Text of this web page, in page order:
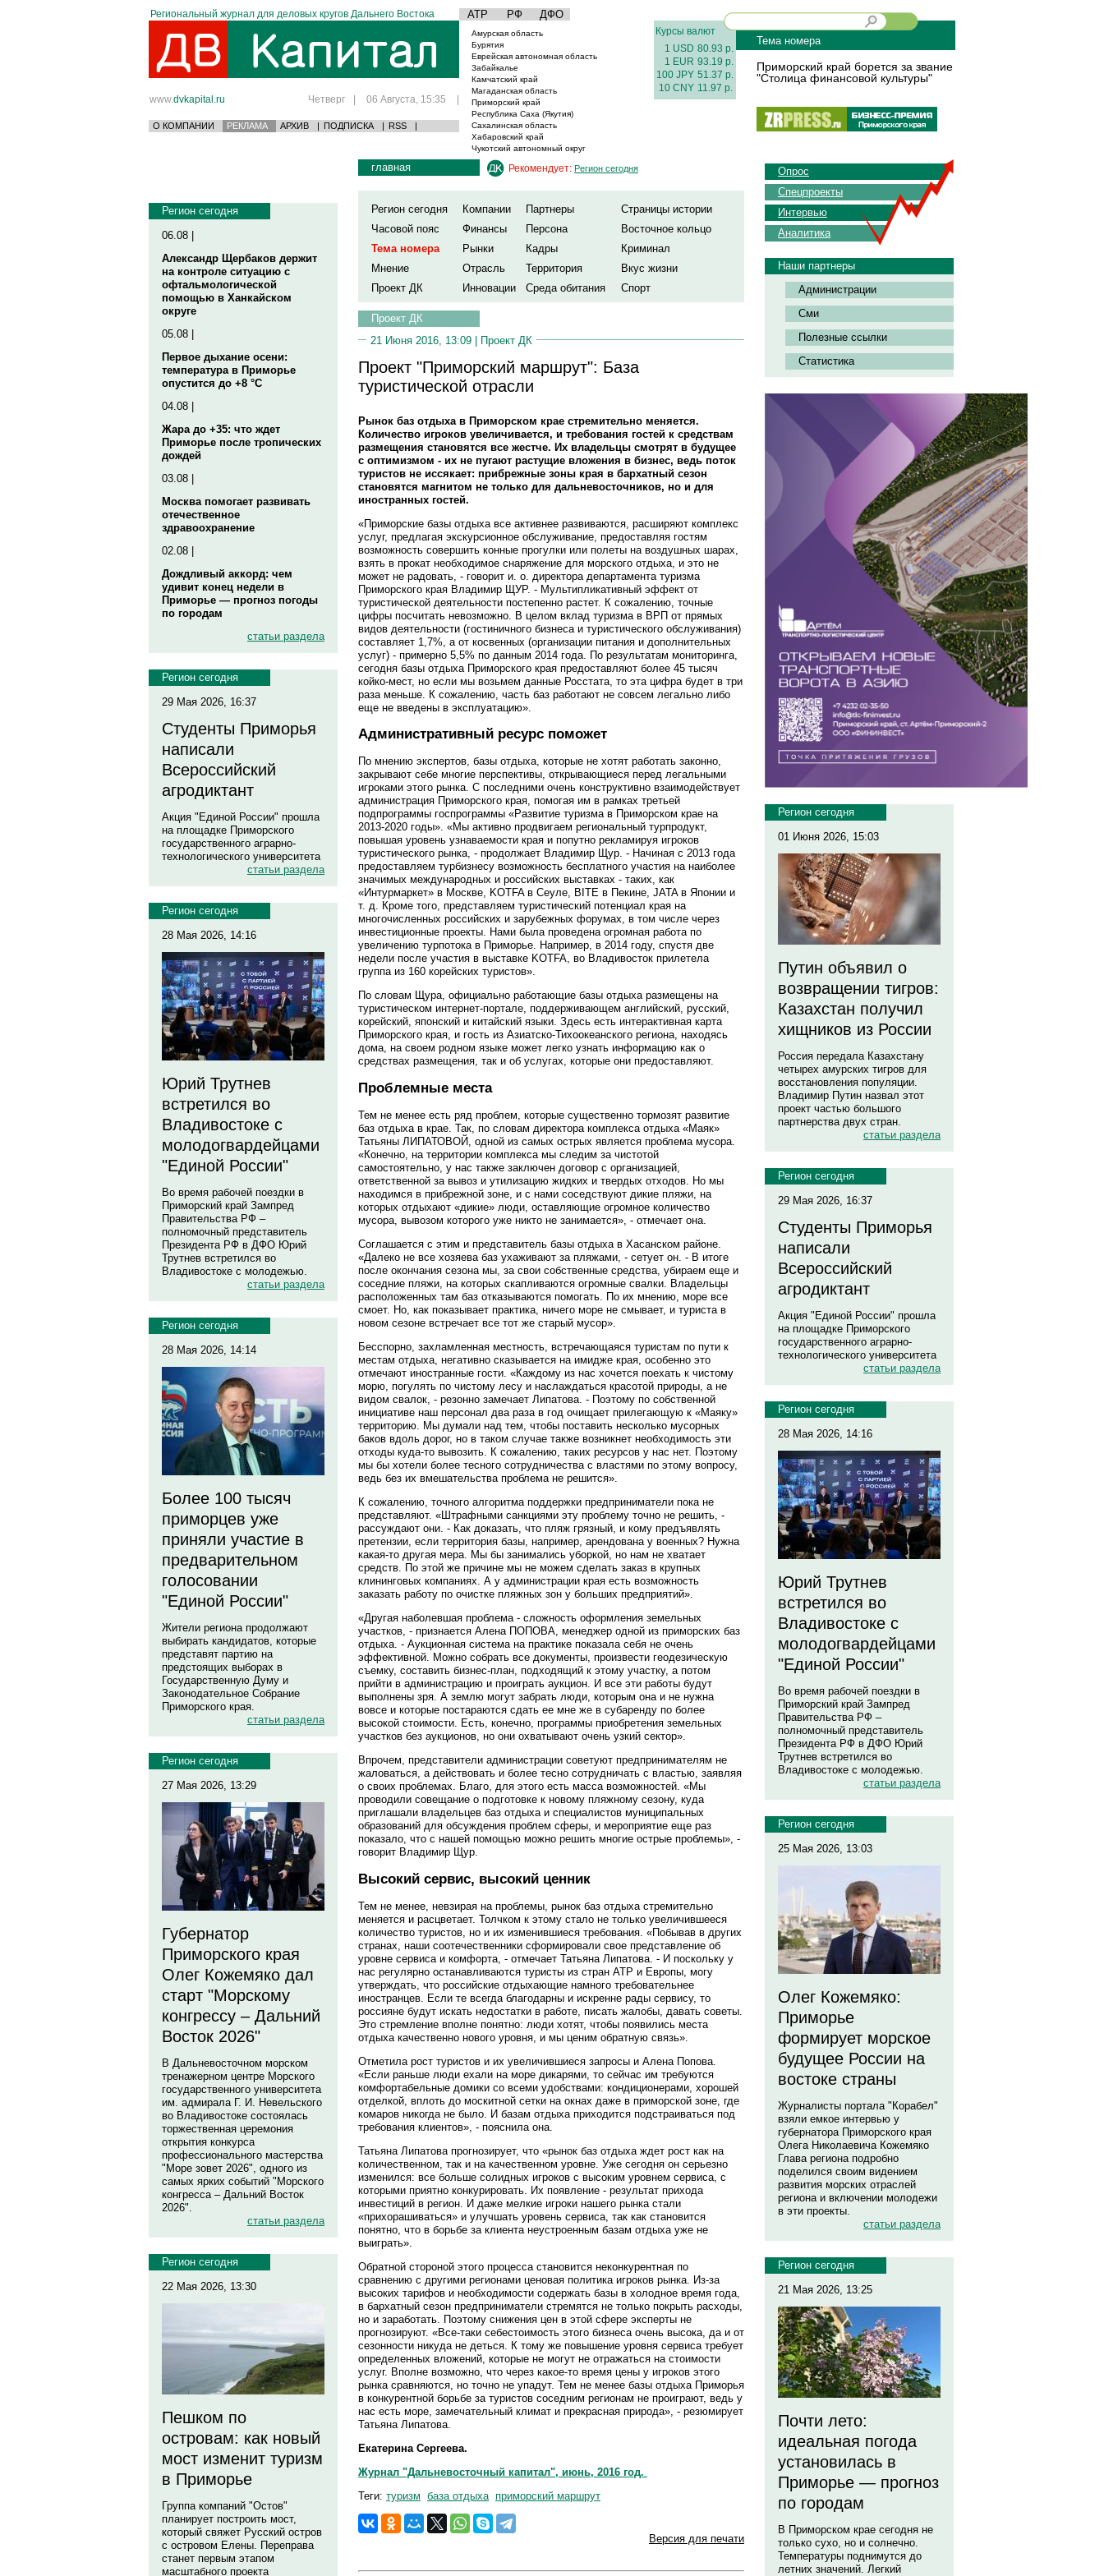
Региональный журнал для деловых кругов Дальнего Востока АТР РФ ДФО
www.dvkapital.ru Четверг | 06 Августа, 15:35 |
О КОМПАНИИ РЕКЛАМА АРХИВ | ПОДПИСКА | RSS |
Амурская область
Бурятия
Еврейская автономная область
Забайкалье
Камчатский край
Магаданская область
Приморский край
Республика Саха (Якутия)
Сахалинская область
Хабаровский край
Чукотский автономный округ
Курсы валют
1 USD 80.93 р.
1 EUR 93.19 р.
100 JPY 51.37 р.
10 CNY 11.97 р.
Тема номера
Приморский край борется за звание
"Столица финансовой культуры"
Регион сегодня
06.08 |
Александр Щербаков держит
на контроле ситуацию с
офтальмологической
помощью в Ханкайском
округе
05.08 |
Первое дыхание осени:
температура в Приморье
опустится до +8 °C
04.08 |
Жара до +35: что ждет
Приморье после тропических
дождей
03.08 |
Москва помогает развивать
отечественное
здравоохранение
02.08 |
Дождливый аккорд: чем
удивит конец недели в
Приморье — прогноз погоды
по городам
статьи раздела
Регион сегодня
29 Мая 2026, 16:37
Студенты Приморья
написали
Всероссийский
агродиктант
Акция "Единой России" прошла
на площадке Приморского
государственного аграрно-
технологического университета
статьи раздела
Регион сегодня
28 Мая 2026, 14:16
Юрий Трутнев
встретился во
Владивостоке с
молодогвардейцами
"Единой России"
Во время рабочей поездки в
Приморский край Зампред
Правительства РФ –
полномочный представитель
Президента РФ в ДФО Юрий
Трутнев встретился во
Владивостоке с молодежью.
статьи раздела
Регион сегодня
28 Мая 2026, 14:14
Более 100 тысяч
приморцев уже
приняли участие в
предварительном
голосовании
"Единой России"
Жители региона продолжают
выбирать кандидатов, которые
представят партию на
предстоящих выборах в
Государственную Думу и
Законодательное Собрание
Приморского края.
статьи раздела
Регион сегодня
27 Мая 2026, 13:29
Губернатор
Приморского края
Олег Кожемяко дал
старт "Морскому
конгрессу – Дальний
Восток 2026"
В Дальневосточном морском
тренажерном центре Морского
государственного университета
им. адмирала Г. И. Невельского
во Владивостоке состоялась
торжественная церемония
открытия конкурса
профессионального мастерства
"Море зовет 2026", одного из
самых ярких событий "Морского
конгресса – Дальний Восток
2026".
статьи раздела
Регион сегодня
22 Мая 2026, 13:30
Пешком по
островам: как новый
мост изменит туризм
в Приморье
Группа компаний "Остов"
планирует построить мост,
который свяжет Русский остров
с островом Елены. Переправа
станет первым этапом
масштабного проекта
главная Рекомендует: Регион сегодня
Регион сегодня Компании Партнеры
Страницы истории
Часовой пояс
Финансы Персона
Восточное кольцо
Тема номера
Рынки Кадры
Криминал
Мнение
Отрасль Территория
Вкус жизни
Проект ДК
Инновации Среда обитания Спорт
Проект ДК
21 Июня 2016, 13:09 | Проект ДК
Проект "Приморский маршрут": База
туристической отрасли
Рынок баз отдыха в Приморском крае стремительно меняется.
Количество игроков увеличивается, и требования гостей к средствам
размещения становятся все жестче. Их владельцы смотрят в будущее
с оптимизмом - их не пугают растущие вложения в бизнес, ведь поток
туристов не иссякает: прибрежные зоны края в бархатный сезон
становятся магнитом не только для дальневосточников, но и для
иностранных гостей.
«Приморские базы отдыха все активнее развиваются, расширяют комплекс
услуг, предлагая экскурсионное обслуживание, предоставляя гостям
возможность совершить конные прогулки или полеты на воздушных шарах,
взять в прокат необходимое снаряжение для морского отдыха, и это не
может не радовать, - говорит и. о. директора департамента туризма
Приморского края Владимир ЩУР. - Мультипликативный эффект от
туристической деятельности постепенно растет. К сожалению, точные
цифры посчитать невозможно. В целом вклад туризма в ВРП от прямых
видов деятельности (гостиничного бизнеса и туристического обслуживания)
составляет 1,7%, а от косвенных (организации питания и дополнительных
услуг) - примерно 5,5% по данным 2014 года. По результатам мониторинга,
сегодня базы отдыха Приморского края предоставляют более 45 тысяч
койко-мест, но если мы возьмем данные Росстата, то эта цифра будет в три
раза меньше. К сожалению, часть баз работают не совсем легально либо
еще не введены в эксплуатацию».
Административный ресурс поможет
По мнению экспертов, базы отдыха, которые не хотят работать законно,
закрывают себе многие перспективы, открывающиеся перед легальными
игроками этого рынка. С последними очень конструктивно взаимодействует
администрация Приморского края, помогая им в рамках третьей
подпрограммы госпрограммы «Развитие туризма в Приморском крае на
2013-2020 годы». «Мы активно продвигаем региональный турпродукт,
повышая уровень узнаваемости края и попутно рекламируя игроков
туристического рынка, - продолжает Владимир Щур. - Начиная с 2013 года
предоставляем турбизнесу возможность бесплатного участия на наиболее
значимых международных и российских выставках - таких, как
«Интурмаркет» в Москве, KOTFA в Сеуле, BITE в Пекине, JATA в Японии и
т. д. Кроме того, представляем туристический потенциал края на
многочисленных российских и зарубежных форумах, в том числе через
инвестиционные проекты. Нами была проведена огромная работа по
увеличению турпотока в Приморье. Например, в 2014 году, спустя две
недели после участия в выставке KOTFA, во Владивосток прилетела
группа из 160 корейских туристов».
По словам Щура, официально работающие базы отдыха размещены на
туристическом интернет-портале, поддерживающем английский, русский,
корейский, японский и китайский языки. Здесь есть интерактивная карта
Приморского края, и гость из Азиатско-Тихоокеанского региона, находясь
дома, на своем родном языке может легко узнать информацию как о
средствах размещения, так и об услугах, которые они предоставляют.
Проблемные места
Тем не менее есть ряд проблем, которые существенно тормозят развитие
баз отдыха в крае. Так, по словам директора комплекса отдыха «Маяк»
Татьяны ЛИПАТОВОЙ, одной из самых острых является проблема мусора.
«Конечно, на территории комплекса мы следим за чистотой
самостоятельно, у нас также заключен договор с организацией,
ответственной за вывоз и утилизацию жидких и твердых отходов. Но мы
находимся в прибрежной зоне, и с нами соседствуют дикие пляжи, на
которых отдыхают «дикие» люди, оставляющие огромное количество
мусора, вывозом которого уже никто не занимается», - отмечает она.
Соглашается с этим и представитель базы отдыха в Хасанском районе.
«Далеко не все хозяева баз ухаживают за пляжами, - сетует он. - В итоге
после окончания сезона мы, за свои собственные средства, убираем еще и
соседние пляжи, на которых скапливаются огромные свалки. Владельцы
расположенных там баз отказываются помогать. По их мнению, море все
смоет. Но, как показывает практика, ничего море не смывает, и туриста в
новом сезоне встречает все тот же старый мусор».
Бесспорно, захламленная местность, встречающаяся туристам по пути к
местам отдыха, негативно сказывается на имидже края, особенно это
отмечают иностранные гости. «Каждому из нас хочется поехать к чистому
морю, погулять по чистому лесу и наслаждаться красотой природы, а не
видом свалок, - резонно замечает Липатова. - Поэтому по собственной
инициативе наш персонал два раза в год очищает прилегающую к «Маяку»
территорию. Мы думали над тем, чтобы поставить несколько мусорных
баков вдоль дорог, но в таком случае также возникнет необходимость эти
отходы куда-то вывозить. К сожалению, таких ресурсов у нас нет. Поэтому
мы бы хотели более тесного сотрудничества с властями по этому вопросу,
ведь без их вмешательства проблема не решится».
К сожалению, точного алгоритма поддержки предприниматели пока не
представляют. «Штрафными санкциями эту проблему точно не решить, -
рассуждают они. - Как доказать, что пляж грязный, и кому предъявлять
претензии, если территория базы, например, арендована у военных? Нужна
какая-то другая мера. Мы бы занимались уборкой, но нам не хватает
средств. По этой же причине мы не можем сделать заказ в крупных
клининговых компаниях. А у администрации края есть возможность
заказать работу по очистке пляжных зон у больших предприятий».
«Другая наболевшая проблема - сложность оформления земельных
участков, - признается Алена ПОПОВА, менеджер одной из приморских баз
отдыха. - Аукционная система на практике показала себя не очень
эффективной. Можно собрать все документы, произвести геодезическую
съемку, составить бизнес-план, подходящий к этому участку, а потом
прийти в администрацию и проиграть аукцион. И все эти работы будут
выполнены зря. А землю могут забрать люди, которым она и не нужна
вовсе и которые постараются сдать ее мне же в субаренду по более
высокой стоимости. Есть, конечно, программы приобретения земельных
участков без аукционов, но они охватывают очень узкий сектор».
Впрочем, представители администрации советуют предпринимателям не
жаловаться, а действовать и более тесно сотрудничать с властью, заявляя
о своих проблемах. Благо, для этого есть масса возможностей. «Мы
проводили совещание о подготовке к новому пляжному сезону, куда
приглашали владельцев баз отдыха и специалистов муниципальных
образований для обсуждения проблем сферы, и мероприятие еще раз
показало, что с нашей помощью можно решить многие острые проблемы», -
говорит Владимир Щур.
Высокий сервис, высокий ценник
Тем не менее, невзирая на проблемы, рынок баз отдыха стремительно
меняется и расцветает. Толчком к этому стало не только увеличившееся
количество туристов, но и их изменившиеся требования. «Побывав в других
странах, наши соотечественники сформировали свое представление об
уровне сервиса и комфорта, - отмечает Татьяна Липатова. - И поскольку у
нас регулярно останавливаются туристы из стран АТР и Европы, могу
утверждать, что российские отдыхающие намного требовательнее
иностранцев. Если те всегда благодарны и искренне рады сервису, то
россияне будут искать недостатки в работе, писать жалобы, давать советы.
Это стремление вполне понятно: люди хотят, чтобы появились места
отдыха качественно нового уровня, и мы ценим обратную связь».
Отметила рост туристов и их увеличившиеся запросы и Алена Попова.
«Если раньше люди ехали на море дикарями, то сейчас им требуются
комфортабельные домики со всеми удобствами: кондиционерами, хорошей
отделкой, вплоть до москитной сетки на окнах даже в приморской зоне, где
комаров никогда не было. И базам отдыха приходится подстраиваться под
требования клиентов», - пояснила она.
Татьяна Липатова прогнозирует, что «рынок баз отдыха ждет рост как на
количественном, так и на качественном уровне. Уже сегодня он серьезно
изменился: все больше солидных игроков с высоким уровнем сервиса, с
которыми приятно конкурировать. Их появление - результат прихода
инвестиций в регион. И даже мелкие игроки нашего рынка стали
«прихорашиваться» и улучшать уровень сервиса, так как становится
понятно, что в борьбе за клиента неустроенным базам отдыха уже не
выиграть».
Обратной стороной этого процесса становится неконкурентная по
сравнению с другими регионами ценовая политика игроков рынка. Из-за
высоких тарифов и необходимости содержать базы в холодное время года,
в бархатный сезон предприниматели стремятся не только покрыть расходы,
но и заработать. Поэтому снижения цен в этой сфере эксперты не
прогнозируют. «Все-таки себестоимость этого бизнеса очень высока, да и от
сезонности никуда не деться. К тому же повышение уровня сервиса требует
определенных вложений, которые не могут не отражаться на стоимости
услуг. Вполне возможно, что через какое-то время цены у игроков этого
рынка сравняются, но точно не упадут. Тем не менее базы отдыха Приморья
в конкурентной борьбе за туристов соседним регионам не проиграют, ведь у
нас есть море, замечательный климат и прекрасная природа», - резюмирует
Татьяна Липатова.
Екатерина Сергеева.
Журнал "Дальневосточный капитал", июнь, 2016 год.
Теги: туризм база отдыха приморский маршрут
Версия для печати
Опрос
Спецпроекты
Интервью
Аналитика
Наши партнеры
Администрации
Сми
Полезные ссылки
Статистика
Регион сегодня
01 Июня 2026, 15:03
Путин объявил о
возвращении тигров:
Казахстан получил
хищников из России
Россия передала Казахстану
четырех амурских тигров для
восстановления популяции.
Владимир Путин назвал этот
проект частью большого
партнерства двух стран.
статьи раздела
Регион сегодня
29 Мая 2026, 16:37
Студенты Приморья
написали
Всероссийский
агродиктант
Акция "Единой России" прошла
на площадке Приморского
государственного аграрно-
технологического университета
статьи раздела
Регион сегодня
28 Мая 2026, 14:16
Юрий Трутнев
встретился во
Владивостоке с
молодогвардейцами
"Единой России"
Во время рабочей поездки в
Приморский край Зампред
Правительства РФ –
полномочный представитель
Президента РФ в ДФО Юрий
Трутнев встретился во
Владивостоке с молодежью.
статьи раздела
Регион сегодня
25 Мая 2026, 13:03
Олег Кожемяко:
Приморье
формирует морское
будущее России на
востоке страны
Журналисты портала "Корабел"
взяли емкое интервью у
губернатора Приморского края
Олега Николаевича Кожемяко
Глава региона подробно
поделился своим видением
развития морских отраслей
региона и включении молодежи
в эти проекты.
статьи раздела
Регион сегодня
21 Мая 2026, 13:25
Почти лето:
идеальная погода
установилась в
Приморье — прогноз
по городам
В Приморском крае сегодня не
только сухо, но и солнечно.
Температуры поднимутся до
летних значений. Легкий